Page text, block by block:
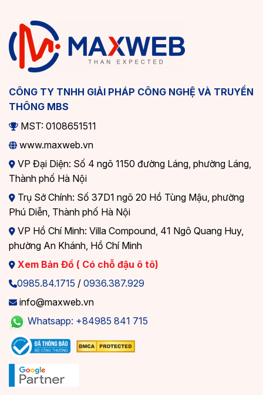
CÔNG TY TNHH GIẢI PHÁP CÔNG NGHỆ VÀ TRUYỀN
THÔNG MBS
MST: 0108651511
www.maxweb.vn
VP Đại Diện: Số 4 ngõ 1150 đường Láng, phường Láng,
Thành phố Hà Nội
Trụ Sở Chính: Số 37D1 ngõ 20 Hồ Tùng Mậu, phường
Phú Diễn, Thành phố Hà Nội
VP Hồ Chí Minh: Villa Compound, 41 Ngô Quang Huy,
phường An Khánh, Hồ Chí Minh
Xem Bản Đồ ( Có chỗ đậu ô tô)
0985.84.1715 / 0936.387.929
info@maxweb.vn
Whatsapp: +84985 841 715